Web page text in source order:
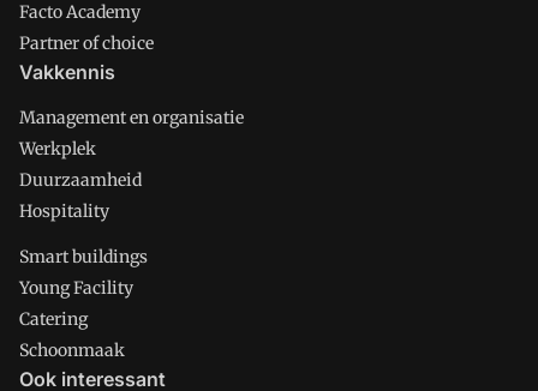
Facto Academy
Partner of choice
Vakkennis
Management en organisatie
Werkplek
Duurzaamheid
Hospitality
Smart buildings
Young Facility
Catering
Schoonmaak
Ook interessant